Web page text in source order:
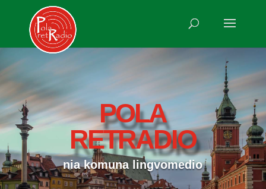
POLA
RETRADIO
nia komuna lingvomedio